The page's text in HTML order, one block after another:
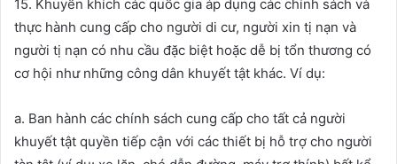
15. Khuyến khích các quốc gia áp dụng các chính sách và
thực hành cung cấp cho người di cư, người xin tị nạn và
người tị nạn có nhu cầu đặc biệt hoặc dễ bị tổn thương có
cơ hội như những công dân khuyết tật khác. Ví dụ:
a. Ban hành các chính sách cung cấp cho tất cả người
khuyết tật quyền tiếp cận với các thiết bị hỗ trợ cho người